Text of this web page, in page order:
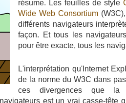
résume. Les feuilles de style
Wide Web Consortium
différents navigateurs
façon. Et tous les
pour être exacte, tous les
L'interprétation qu'Internet
de la norme du W3C dans
ces divergences que la
est un vrai casse-tête